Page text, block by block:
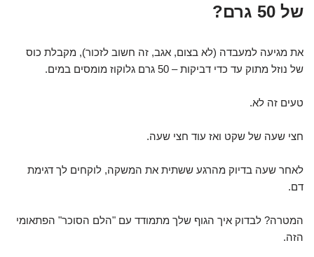
של 50 גרם?
את מגיעה למעבדה (לא בצום, אגב, זה חשוב לזכור), מקבלת כוס
של נוזל מתוק עד כדי דביקות – 50 גרם גלוקוז מומסים במים.
טעים זה לא.
חצי שעה של שקט ואז עוד חצי שעה.
לאחר שעה בדיוק מהרגע ששתית את המשקה, לוקחים לך דגימת
דם.
המטרה? לבדוק איך הגוף שלך מתמודד עם "הלם הסוכר" הפתאומי
הזה.